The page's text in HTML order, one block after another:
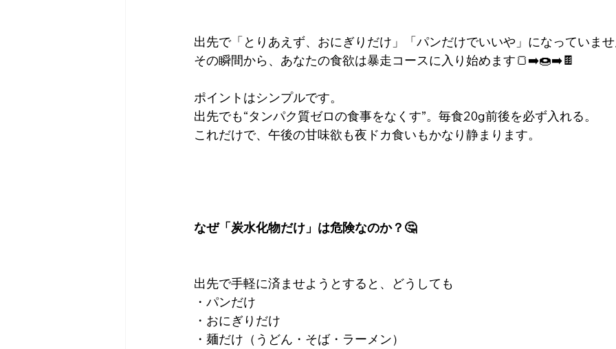
出先で「とりあえず、おにぎりだけ」「パンだけでいいや」になっていま
その瞬間から、あなたの食欲は暴走コースに入り始めます🍞➡️🍩➡️🍫
ポイントはシンプルです。
出先でも“タンパク質ゼロの食事をなくす”。毎食20g前後を必ず入れる。
これだけで、午後の甘味欲も夜ドカ食いもかなり静まります。
なぜ「炭水化物だけ」は危険なのか？🤔
出先で手軽に済ませようとすると、どうしても
・パンだけ
・おにぎりだけ
・麺だけ（うどん・そば・ラーメン）